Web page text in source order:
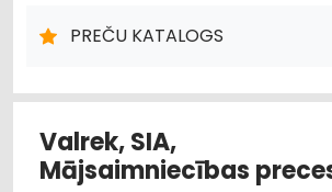
Apdares materiāli:
UN APAVI; TIRDZNIECĪBA
PREČU KATALOGS
Valrek, SIA,
Mājsaimniecības